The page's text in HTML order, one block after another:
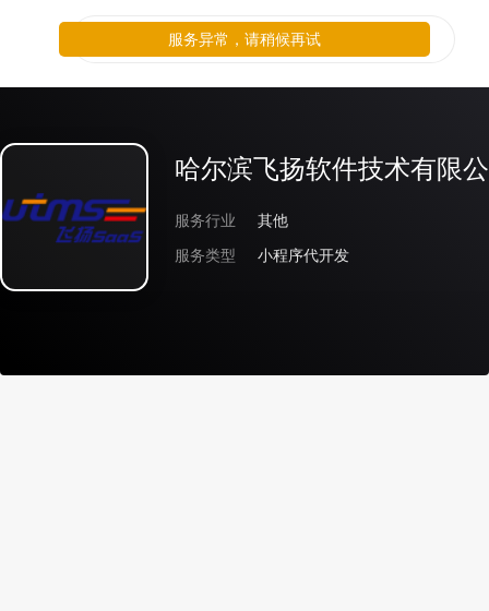
哈尔滨飞扬软件技术有限
服务行业
其他
服务类型
小程序代开发
服务异常，请稍候再试